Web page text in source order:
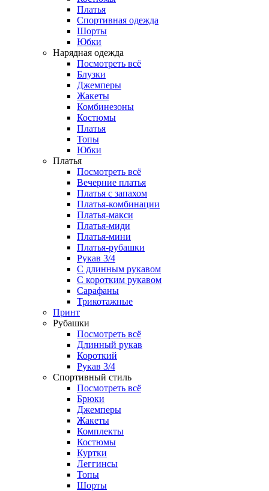
Платья
Спортивная одежда
Шорты
Юбки
Нарядная одежда
Посмотреть всё
Блузки
Джемперы
Жакеты
Комбинезоны
Костюмы
Платья
Топы
Юбки
Платья
Посмотреть всё
Вечерние платья
Платья с запахом
Платья-комбинации
Платья-макси
Платья-миди
Платья-мини
Платья-рубашки
Рукав 3/4
С длинным рукавом
С коротким рукавом
Сарафаны
Трикотажные
Принт
Рубашки
Посмотреть всё
Длинный рукав
Короткий
Рукав 3/4
Спортивный стиль
Посмотреть всё
Брюки
Джемперы
Жакеты
Комплекты
Костюмы
Куртки
Леггинсы
Топы
Шорты